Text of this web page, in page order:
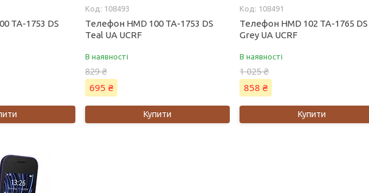
TA-1753 DS
108493
Телефон HMD 100 TA-1753 DS
Teal UA UCRF
В наявності
829 ₴
695 ₴
Купити
108491
Телефон HMD 102 TA-1765 DS
Grey UA UCRF
В наявності
1 025 ₴
858 ₴
Купити